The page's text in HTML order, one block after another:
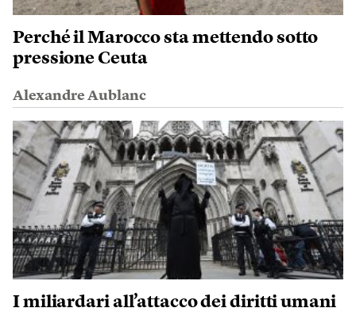
Perché il Marocco sta mettendo sotto
pressione Ceuta
Alexandre Aublanc
I miliardari all’attacco dei diritti umani